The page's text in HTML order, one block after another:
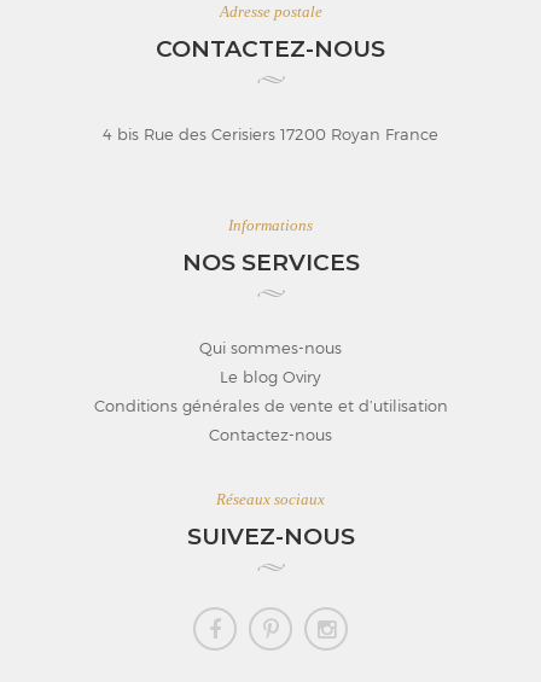
Adresse postale
CONTACTEZ-NOUS
4 bis Rue des Cerisiers 17200 Royan France
Informations
NOS SERVICES
Qui sommes-nous
Le blog Oviry
Conditions générales de vente et d’utilisation
Contactez-nous
Réseaux sociaux
SUIVEZ-NOUS